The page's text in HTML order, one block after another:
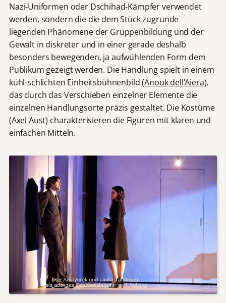
Nazi-Uniformen oder Dschihad-Kämpfer verwendet
werden, sondern die die dem Stück zugrunde
liegenden Phänomene der Gruppenbildung und der
Gewalt in diskreter und in einer gerade deshalb
besonders bewegenden, ja aufwühlenden Form dem
Publikum gezeigt werden. Die Handlung spielt in einem
kühl-schlichten Einheitsbühnenbild (Anouk dell’Aiera),
das durch das Verschieben einzelner Elemente die
einzelnen Handlungsorte präzis gestaltet. Die Kostüme
(Axel Aust) charakterisieren die Figuren mit klaren und
einfachen Mitteln.